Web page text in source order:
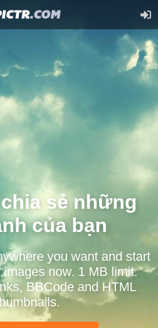
sẻ những
của bạn
you want and start
now. 1 MB limit.
BBCode and HTML